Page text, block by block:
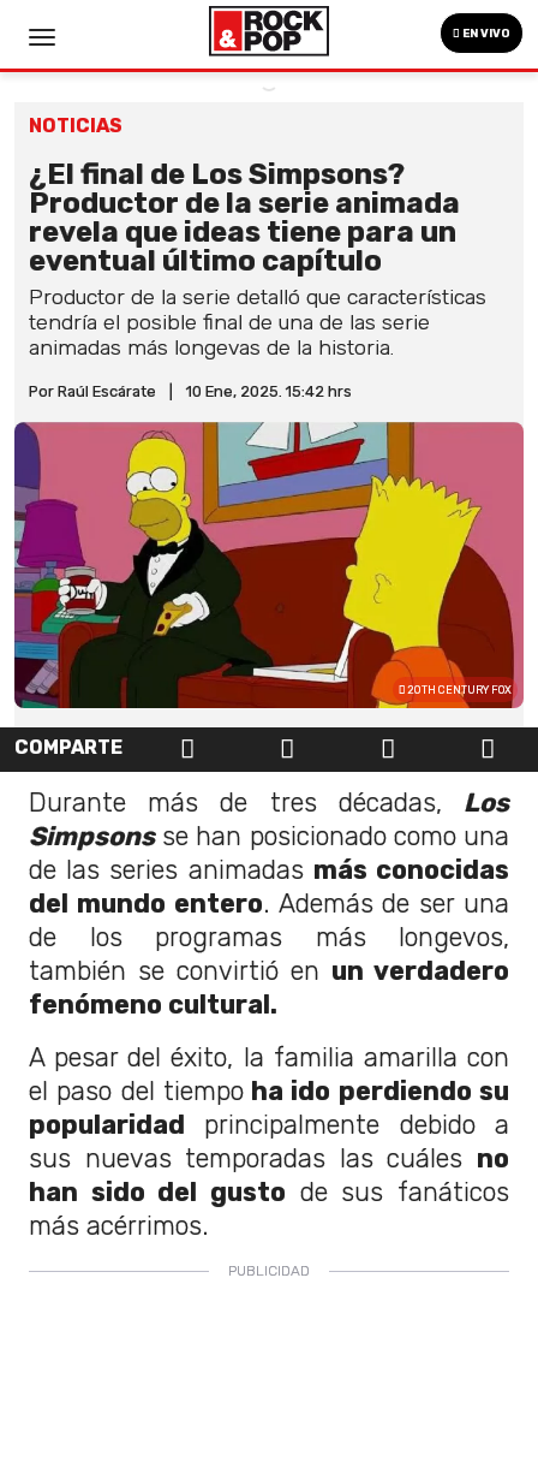
EN VIVO
NOTICIAS
¿El final de Los Simpsons?
Productor de la serie animada
revela que ideas tiene para un
eventual último capítulo
Productor de la serie detalló que características
tendría el posible final de una de las serie
animadas más longevas de la historia.
Por Raúl Escárate 10 Ene, 2025. 15:42 hrs
20TH CENTURY FOX
COMPARTE
Durante más de tres décadas,
Los
Simpsonsse han posicionado como una
de las series animadas más conocidas
del mundo entero. Además de ser una
de los programas más longevos,
también se convirtió en un verdadero
fenómeno cultural.
A pesar del éxito, la familia amarilla con
el paso del tiempoha ido perdiendo su
popularidad principalmente debido a
sus nuevas temporadas las cuáles no
han sido del gusto de sus fanáticos
más acérrimos.